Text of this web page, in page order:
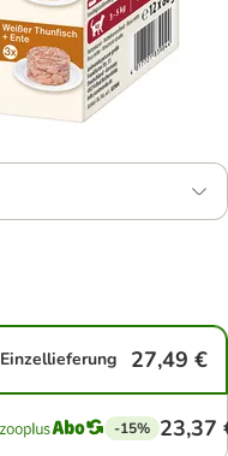
Einzellieferung 27,49 €
-15% 23,37